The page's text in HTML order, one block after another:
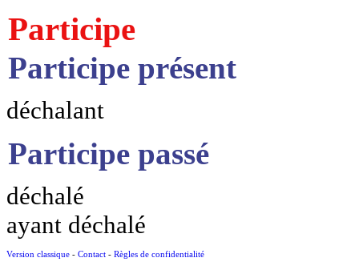
Participe
Participe présent
déchalant
Participe passé
déchalé
ayant déchalé
Version classique - Contact - Règles de confidentialité